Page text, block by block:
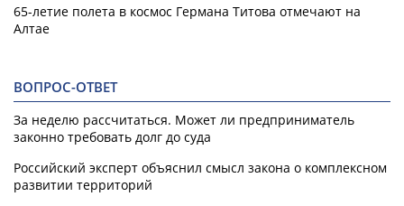
65-летие полета в космос Германа Титова отмечают на
Алтае
ВОПРОС-ОТВЕТ
За неделю рассчитаться. Может ли предприниматель
законно требовать долг до суда
Российский эксперт объяснил смысл закона о комплексном
развитии территорий